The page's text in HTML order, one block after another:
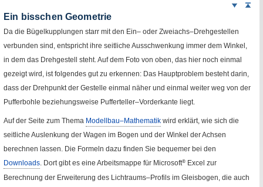
Weiter
Ein bisschen Geometrie
Da die Bügelkupplungen starr mit den Ein– oder Zweiachs–Drehgestellen
verbunden sind, entspricht ihre seitliche Ausschwenkung immer dem Winkel,
in dem das Drehgestell steht. Auf dem Foto von oben, das hier noch einmal
gezeigt wird, ist folgendes gut zu erkennen: Das Hauptproblem besteht darin,
dass der Drehpunkt der Gestelle einmal näher und einmal weiter weg von der
Pufferbohle beziehungsweise Pufferteller–Vorderkante liegt.
Auf der Seite zum Thema Modellbau–Mathematik wird erklärt, wie sich die
seitliche Auslenkung der Wagen im Bogen und der Winkel der Achsen
berechnen lassen. Die Formeln dazu finden Sie bequemer bei den
Downloads. Dort gibt es eine Arbeitsmappe für Microsoft® Excel zur
Berechnung der Erweiterung des Lichtraums–Profils im Gleisbogen, die auch